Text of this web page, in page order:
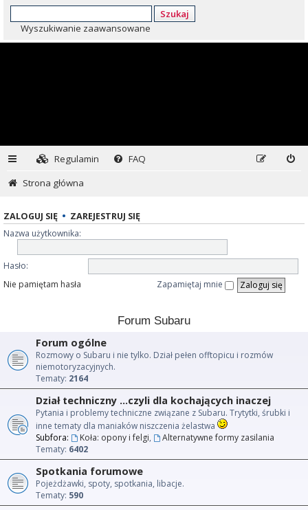
Szukaj
Wyszukiwanie zaawansowane
Regulamin
FAQ
Strona główna
ZALOGUJ SIĘ • ZAREJESTRUJ SIĘ
Nazwa użytkownika:
Hasło:
Nie pamiętam hasła
Zapamiętaj mnie
Forum Subaru
Forum ogólne
Rozmowy o Subaru i nie tylko. Dział pełen offtopicu i rozmów
niemotoryzacyjnych.
Tematy: 2164
Dział techniczny ...czyli dla kochających inaczej
Pytania i problemy techniczne związane z Subaru. Trytytki, śrubki i
inne tematy dla maniaków niszczenia żelastwa
Subfora:
Koła: opony i felgi,
Alternatywne formy zasilania
Tematy: 6402
Spotkania forumowe
Pojeżdżawki, spoty, spotkania, libacje.
Tematy: 590